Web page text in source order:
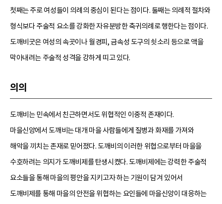
첫째는 주로 여성들이 의례의 중심이 된다는 점이다. 둘째는 의례적 절차와
형식보다 주술적 요소를 강화한 자유분방한 축귀의례로 행한다는 점이다.
도깨비굿은 여성의 속곳이나 월경피, 금속성 도구의 쇳소리 등으로 액을
막아내려는 주술적 성격을 강하게 띠고 있다.
의의
도깨비는 민속에서 친근하면서도 위협적인 이중적 존재이다.
마을신앙에서 도깨비는 대개 마을 사람들에게 질병과 화재를 가져와
해악을 끼치는 존재로 믿어졌다. 도깨비의 이러한 위협으로부터 마을을
수호하려는 의지가 도깨비제를 탄생시켰다. 도깨비제에는 강력한 주술적
요소들을 통해 마을의 평안을 지키고자 하는 기원이 담겨 있어서
도깨비제를 통해 마을의 안전을 위협하는 요인들에 마을신앙이 대응하는